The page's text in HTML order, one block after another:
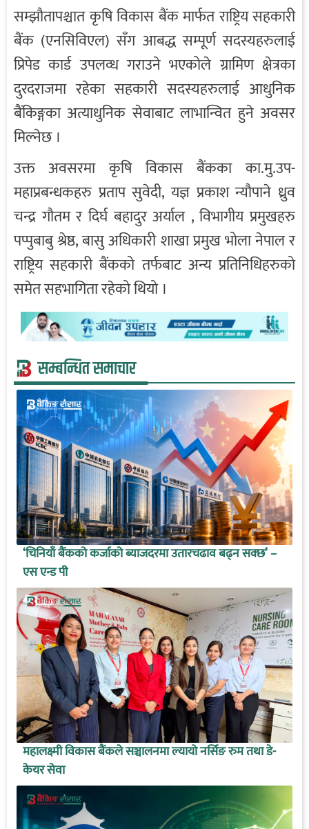
सम्झौतापश्चात कृषि विकास बैंक मार्फत राष्ट्रिय सहकारी
बैंक (एनसिविएल) सँग आबद्ध सम्पूर्ण सदस्यहरुलाई
प्रिपेड कार्ड उपलव्ध गराउने भएकोले ग्रामिण क्षेत्रका
दुरदराजमा रहेका सहकारी सदस्यहरुलाई आधुनिक
बैंकिङ्गका अत्याधुनिक सेवाबाट लाभान्वित हुने अवसर
मिल्नेछ ।
उक्त अवसरमा कृषि विकास बैंकका का.मु.उप-
महाप्रबन्धकहरु प्रताप सुवेदी, यज्ञ प्रकाश न्यौपाने ध्रुव
चन्द्र गौतम र दिर्घ बहादुर अर्याल , विभागीय प्रमुखहरु
पप्पुबाबु श्रेष्ठ, बासु अधिकारी शाखा प्रमुख भोला नेपाल र
राष्ट्रिय सहकारी बैंकको तर्फबाट अन्य प्रतिनिधिहरुको
समेत सहभागिता रहेको थियो ।
सम्बन्धित समाचार
‘चिनियाँ बैंकको कर्जाको ब्याजदरमा उतारचढाव बढ्न सक्छ’ –
एस एन्ड पी
महालक्ष्मी विकास बैंकले सञ्चालनमा ल्यायो नर्सिङ रुम तथा डे-
केयर सेवा